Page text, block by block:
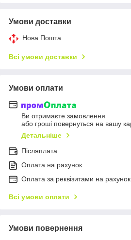
Умови доставки
Нова Пошта
Всі умови доставки
Умови оплати
Ви отримаєте замовлення
або гроші повернуться на вашу
Детальніше
Післяплата
Оплата на рахунок
Оплата за реквізитами на
Всі умови оплати
Умови повернення